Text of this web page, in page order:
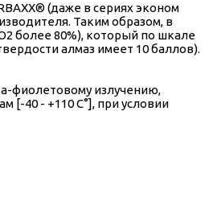
(даже в сериях эконом
Таким образом, в
более 80%), который по шкале
алмаз имеет 10 баллов).
фиолетовому излучению,
[-40 - +110 С°], при условии